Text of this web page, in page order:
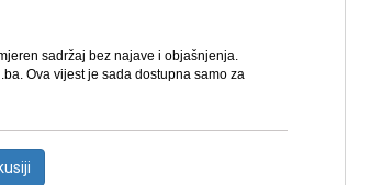
sadržaj bez najave i objašnjenja.
Ova vijest je sada dostupna samo za